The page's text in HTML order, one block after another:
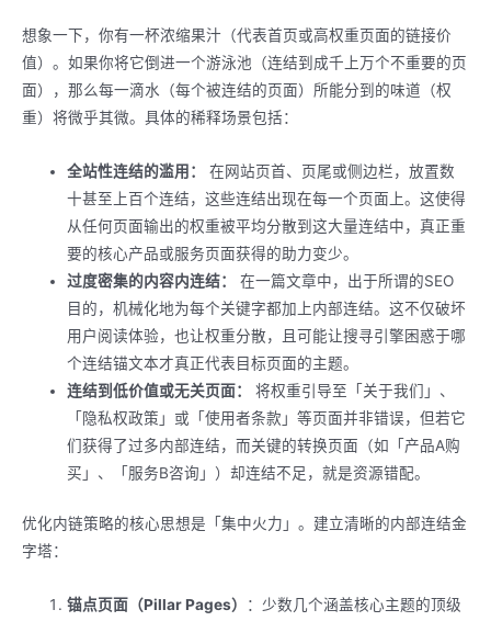
想象一下，你有一杯浓缩果汁（代表首页或高权重页面的链接价
值）。如果你将它倒进一个游泳池（连结到成千上万个不重要的页
面），那么每一滴水（每个被连结的页面）所能分到的味道（权
重）将微乎其微。具体的稀释场景包括：
全站性连结的滥用：
在网站页首、页尾或侧边栏，放置数
十甚至上百个连结，这些连结出现在每一个页面上。这使得
从任何页面输出的权重被平均分散到这大量连结中，真正重
要的核心产品或服务页面获得的助力变少。
过度密集的内容内连结：
在一篇文章中，出于所谓的SEO
目的，机械化地为每个关键字都加上内部连结。这不仅破坏
用户阅读体验，也让权重分散，且可能让搜寻引擎困惑于哪
个连结锚文本才真正代表目标页面的主题。
连结到低价值或无关页面：
将权重引导至「关于我们」、
「隐私权政策」或「使用者条款」等页面并非错误，但若它
们获得了过多内部连结，而关键的转换页面（如「产品A购
买」、「服务B咨询」）却连结不足，就是资源错配。
优化内链策略的核心思想是「集中火力」。建立清晰的内部连结金
字塔：
锚点页面（Pillar Pages）
：少数几个涵盖核心主题的顶级